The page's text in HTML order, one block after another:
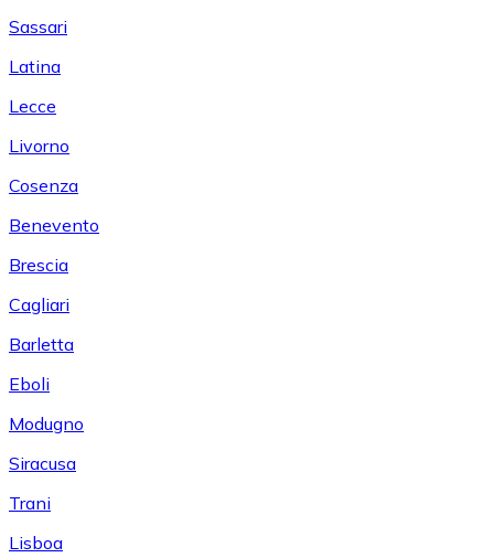
Sassari
Latina
Lecce
Livorno
Cosenza
Benevento
Brescia
Cagliari
Barletta
Eboli
Modugno
Siracusa
Trani
Lisboa